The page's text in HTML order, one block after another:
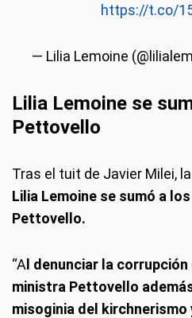
https://t.co/
— Lilia Lemoine
Lilia Lemoine se
Pettovello
Tras el tuit de Javier Milei,
Lilia Lemoine se sumó a
Pettovello.
“Al denunciar la
ministra Pettovello
misoginia del kirchnerismo